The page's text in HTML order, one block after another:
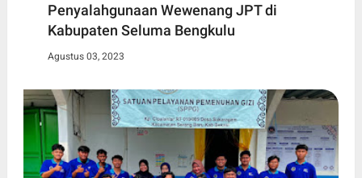
Penyalahgunaan Wewenang JPT di
Kabupaten Seluma Bengkulu
Agustus 03, 2023